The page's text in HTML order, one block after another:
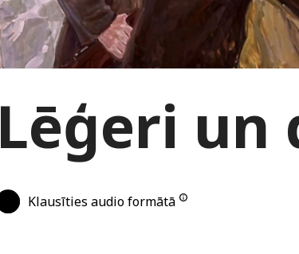
Lēģeri un
Klausīties audio formātā